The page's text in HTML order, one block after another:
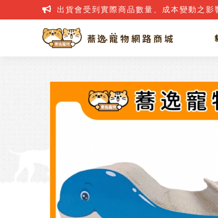
出貨會受到實際商品數量、成本變動之